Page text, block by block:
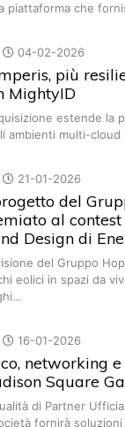
piattaforma che
04-02-2026
più
MightyID
estende la
ambienti multi-
21-01-2026
del
al
Design di
del Gruppo
eolici in spazi da
16-01-2026
networking
Square
di Partner
fornirà